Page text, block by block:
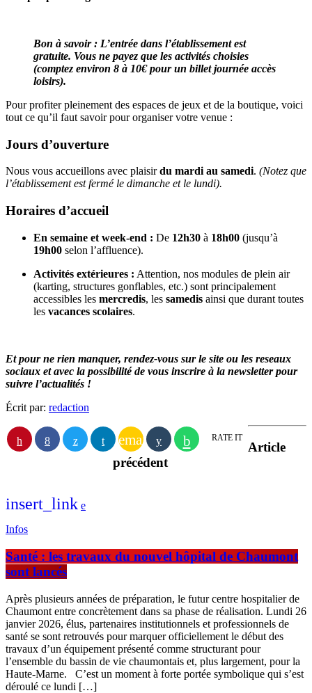
Bon à savoir : L’entrée dans l’établissement est
gratuite. Vous ne payez que les activités choisies
(comptez environ 8 à 10€ pour un billet journée accès
loisirs).
Pour profiter pleinement des espaces de jeux et de la boutique, voici
tout ce qu’il faut savoir pour organiser votre venue :
Jours d’ouverture
Nous vous accueillons avec plaisirdu mardi au samedi. (Notez que
l’établissement est fermé le dimanche et le lundi).
Horaires d’accueil
En semaine et week-end : De 12h30 à 18h00 (jusqu’à
19h00 selon l’affluence).
Activités extérieures : Attention, nos modules de plein air
(karting, structures gonflables, etc.) sont principalement
accessibles les mercredis, les samedis ainsi que durant toutes
les vacances scolaires.
Et pour ne rien manquer, rendez-vous sur le site ou les reseaux
sociaux et avec la possibilité de vous inscrire à la newsletter pour
suivre l’actualités !
Écrit par: redaction
email RATE IT
Article
précédent
insert_link
Infos
Santé : les travaux du nouvel hôpital de Chaumont
sont lancés
Après plusieurs années de préparation, le futur centre hospitalier de
Chaumont entre concrètement dans sa phase de réalisation. Lundi 26
janvier 2026, élus, partenaires institutionnels et professionnels de
santé se sont retrouvés pour marquer officiellement le début des
travaux d’un équipement présenté comme structurant pour
l’ensemble du bassin de vie chaumontais et, plus largement, pour la
Haute-Marne. C’est un moment à forte portée symbolique qui s’est
déroulé ce lundi […]